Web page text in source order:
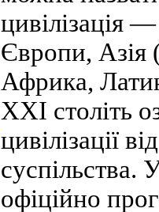
цивілізація
Європи, Азія
Африка,
XXI століть
цивілізації
суспільства.
офіційно